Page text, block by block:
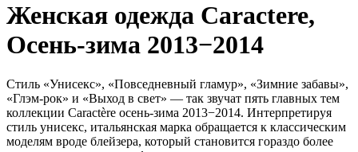
Женская одежда Caractere,
Осень-зима 2013−2014
Стиль «Унисекс», «Повседневный гламур», «Зимние забавы»,
«Глэм-рок» и «Выход в свет» — так звучат пять главных тем
коллекции Caractère осень-зима 2013−2014. Интерпретируя
стиль унисекс, итальянская марка обращается к классическим
моделям вроде блейзера, который становится гораздо более